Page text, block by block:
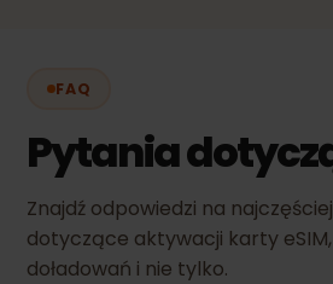
FAQ
Pytania
Znajdź odpowiedzi na
dotyczące aktywacji karty
doładowań i nie tylko.